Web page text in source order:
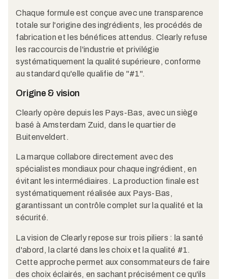
Chaque formule est conçue avec une transparence
totale sur l'origine des ingrédients, les procédés de
fabrication et les bénéfices attendus. Clearly refuse
les raccourcis de l'industrie et privilégie
systématiquement la qualité supérieure, conforme
au standard qu'elle qualifie de "#1".
Origine & vision
Clearly opère depuis les Pays-Bas, avec un siège
basé à Amsterdam Zuid, dans le quartier de
Buitenveldert.
La marque collabore directement avec des
spécialistes mondiaux pour chaque ingrédient, en
évitant les intermédiaires. La production finale est
systématiquement réalisée aux Pays-Bas,
garantissant un contrôle complet sur la qualité et la
sécurité.
La vision de Clearly repose sur trois piliers : la santé
d'abord, la clarté dans les choix et la qualité #1.
Cette approche permet aux consommateurs de faire
des choix éclairés, en sachant précisément ce qu'ils